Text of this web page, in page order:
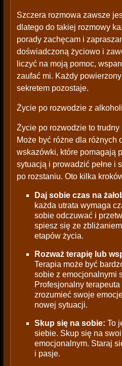
Szczera rozmowa zawsze
dlatego do takiej rozmowy
porady zachęcam i
doświadczoną życiowo i
liczyć na moją pomoc,
zaufać mi. Każdy
sekretem pozostaje.
Życie po rozwodzie z
Życie po rozwodzie to trudny
Może być różne dla różnych
wskazówki, które pomagają
sytuacją i prowadzić pełne i
po rozstaniu. Oto kilka
Daj sobie czas na
każda utrata wymaga
sobie odczuwać i
spiesz się ze
etapów życia.
Rozważ terapię lub
Terapia może być
sobie z emocjonalnymi
Profesjonalny
zrozumieć swoje
nowej sytuacji.
Skup się na sobie: To
siebie. Skup się na
emocjonalnym. Staraj
i pasje.